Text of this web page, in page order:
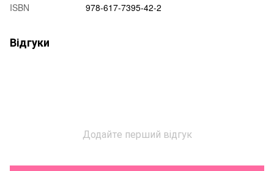
ISBN
978-617-7395-42-2
Відгуки
Додайте перший відгук